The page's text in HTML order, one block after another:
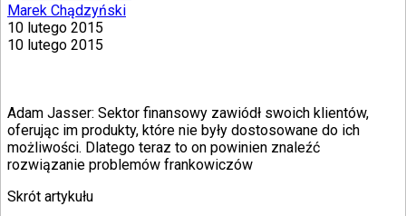
Marek Chądzyński
10 lutego 2015
10 lutego 2015
Adam Jasser: Sektor finansowy zawiódł swoich klientów,
oferując im produkty, które nie były dostosowane do ich
możliwości. Dlatego teraz to on powinien znaleźć
rozwiązanie problemów frankowiczów
Skrót artykułu